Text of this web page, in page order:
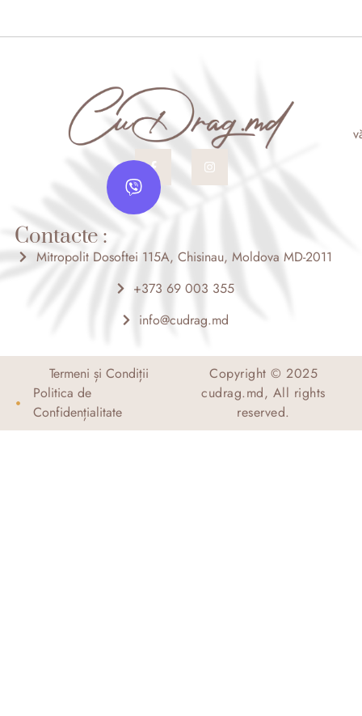
a
c
b
o
-
f
I
n
s
t
m
V
i
b
e
Contacte :
Mitropolit Dosoftei 115A, Chisinau, Moldova MD-2011
+373 69 003 355
info@cudrag.md
Termeni și Condiții
Politica de
Confidențialitate
Copyright © 2025
cudrag.md, All rights
reserved.